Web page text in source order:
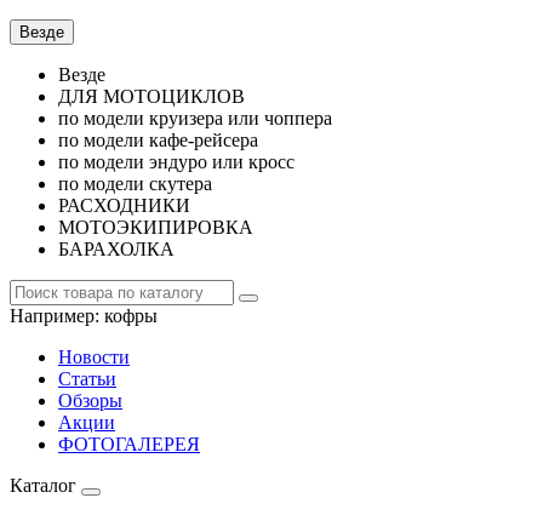
Везде
Везде
ДЛЯ МОТОЦИКЛОВ
по модели круизера или чоппера
по модели кафе-рейсера
по модели эндуро или кросс
по модели скутера
РАСХОДНИКИ
МОТОЭКИПИРОВКА
БАРАХОЛКА
Например: кофры
Новости
Статьи
Обзоры
Акции
ФОТОГАЛЕРЕЯ
Каталог